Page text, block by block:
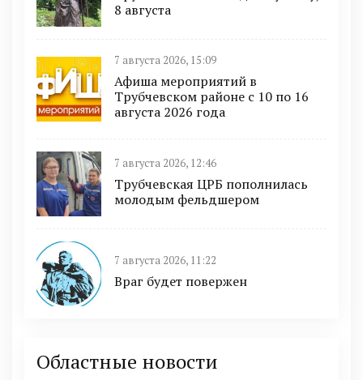
8 августа
7 августа 2026, 15:09
Афиша мероприятий в
Трубчевском районе с 10 по 16
августа 2026 года
7 августа 2026, 12:46
Трубчевская ЦРБ пополнилась
молодым фельдшером
7 августа 2026, 11:22
Враг будет повержен
Областные новости